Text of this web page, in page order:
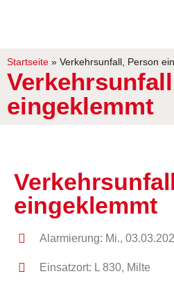
Startseite » Verkehrsunfall, Person
eingeklemmt
eingeklemmt
Alarmierung: Mi.,
Einsatzort: L 830, Milte